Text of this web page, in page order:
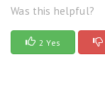
Was this helpful?
2 Yes